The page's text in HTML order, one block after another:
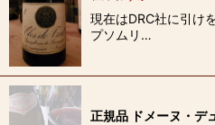
現在はDRC社に引け
プソムリ…
正規品 ドメーヌ・デ